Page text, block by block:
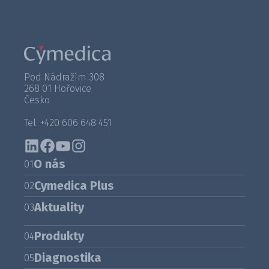
Pod Nádražím 308
268 01 Hořovice
Česko
Tel: +420 606 648 451
01O nás
02Cymedica Plus
03Aktuality
04Produkty
05Diagnostika